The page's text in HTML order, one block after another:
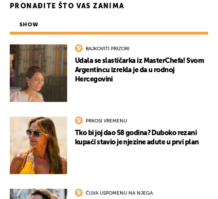
PRONAĐITE ŠTO VAS ZANIMA
SHOW
BAJKOVITI PRIZORI
Udala se slastičarka iz MasterChefa! Svom
Argentincu izrekla je da u rodnoj
Hercegovini
PRKOSI VREMENU
Tko bi joj dao 58 godina? Duboko rezani
kupaći stavio je njezine adute u prvi plan
ČUVA USPOMENU NA NJEGA